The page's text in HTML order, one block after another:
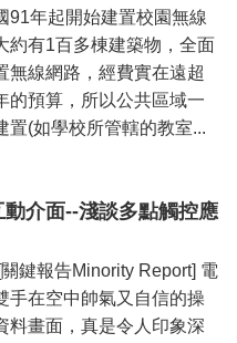
91年起開始建置校園無線
約有1百多棟建築物，全面
無線網路，經費實在遠超
的預算，所以公共區域一
置(如學校所管轄的教室...
介面--淺談多點觸控應
鍵報告Minority Report] 電
手在空中帥氣又自信的操
料畫面，真是令人印象深